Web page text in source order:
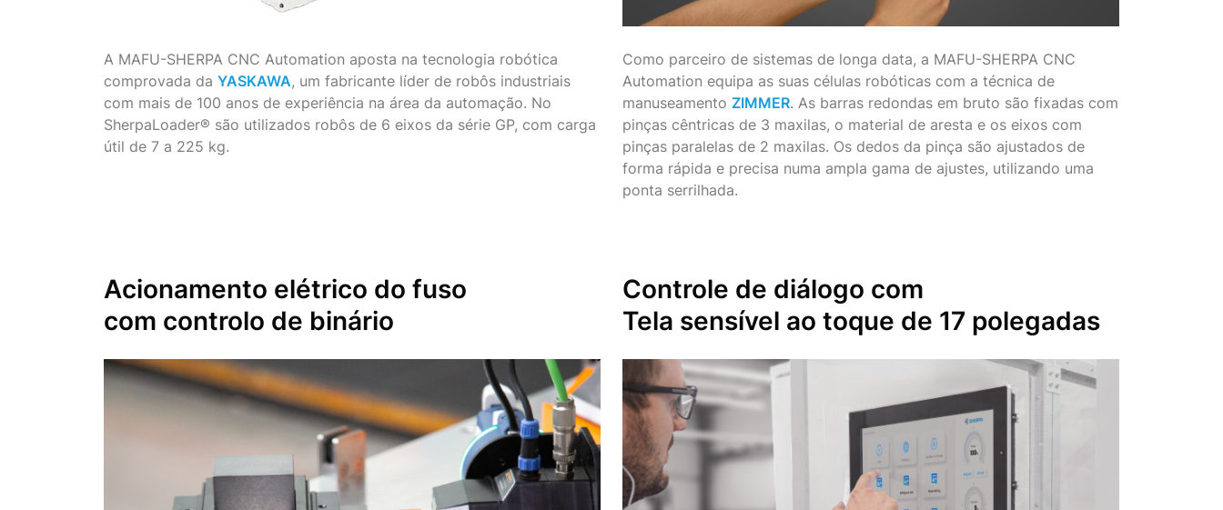
A MAFU-SHERPA CNC Automation aposta na tecnologia robótica
comprovada da YASKAWA, um fabricante líder de robôs industriais
com mais de 100 anos de experiência na área da automação. No
SherpaLoader® são utilizados robôs de 6 eixos da série GP, com carga
útil de 7 a 225 kg.
Como parceiro de sistemas de longa data, a MAFU-SHERPA CNC
Automation equipa as suas células robóticas com a técnica de
manuseamento ZIMMER. As barras redondas em bruto são fixadas com
pinças cêntricas de 3 maxilas, o material de aresta e os eixos com
pinças paralelas de 2 maxilas. Os dedos da pinça são ajustados de
forma rápida e precisa numa ampla gama de ajustes, utilizando uma
ponta serrilhada.
Acionamento elétrico do fuso
com controlo de binário
Controle de diálogo com
Tela sensível ao toque de 17 polegadas